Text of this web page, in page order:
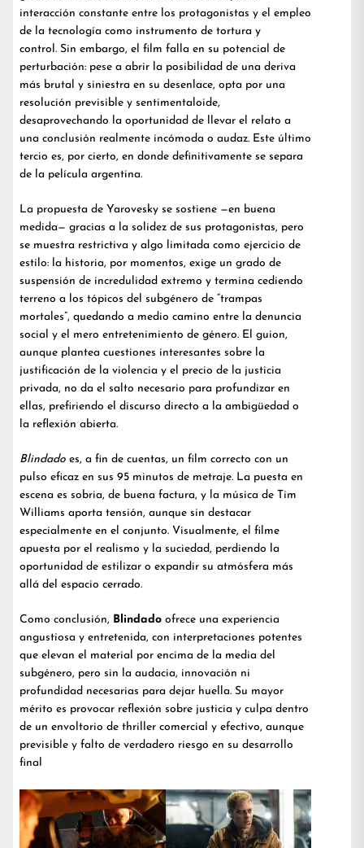
interacción constante entre los protagonistas y el empleo
de la tecnología como instrumento de tortura y
control. Sin embargo, el film falla en su potencial de
perturbación: pese a abrir la posibilidad de una deriva
más brutal y siniestra en su desenlace, opta por una
resolución previsible y sentimentaloide,
desaprovechando la oportunidad de llevar el relato a
una conclusión realmente incómoda o audaz. Este último
tercio es, por cierto, en donde definitivamente se separa
de la película argentina.
La propuesta de Yarovesky se sostiene —en buena
medida— gracias a la solidez de sus protagonistas, pero
se muestra restrictiva y algo limitada como ejercicio de
estilo: la historia, por momentos, exige un grado de
suspensión de incredulidad extremo y termina cediendo
terreno a los tópicos del subgénero de “trampas
mortales”, quedando a medio camino entre la denuncia
social y el mero entretenimiento de género. El guion,
aunque plantea cuestiones interesantes sobre la
justificación de la violencia y el precio de la justicia
privada, no da el salto necesario para profundizar en
ellas, prefiriendo el discurso directo a la ambigüedad o
la reflexión abierta.
Blindado es, a fin de cuentas, un film correcto con un
pulso eficaz en sus 95 minutos de metraje. La puesta en
escena es sobria, de buena factura, y la música de Tim
Williams aporta tensión, aunque sin destacar
especialmente en el conjunto. Visualmente, el filme
apuesta por el realismo y la suciedad, perdiendo la
oportunidad de estilizar o expandir su atmósfera más
allá del espacio cerrado.
Como conclusión, Blindado ofrece una experiencia
angustiosa y entretenida, con interpretaciones potentes
que elevan el material por encima de la media del
subgénero, pero sin la audacia, innovación ni
profundidad necesarias para dejar huella. Su mayor
mérito es provocar reflexión sobre justicia y culpa dentro
de un envoltorio de thriller comercial y efectivo, aunque
previsible y falto de verdadero riesgo en su desarrollo
final